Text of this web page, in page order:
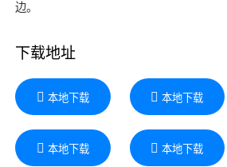
边。
下载地址
本地下载 本地下载
本地下载 本地下载